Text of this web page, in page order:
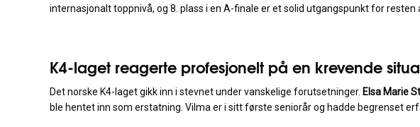
internasjonalt toppnivå, og 8. plass i en A-finale er et solid utgangspunkt for resten
K4-laget reagerte profesjonelt på en krevende
Det norske K4-laget gikk inn i stevnet under vanskelige forutsetninger. Elsa Marie
ble hentet inn som erstatning. Vilma er i sitt første seniorår og hadde begrenset